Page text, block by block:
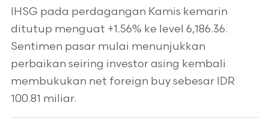
IHSG pada perdagangan Kamis kemarin
ditutup menguat +1.56% ke level 6,186.36.
Sentimen pasar mulai menunjukkan
perbaikan seiring investor asing kembali
membukukan net foreign buy sebesar IDR
100.81 miliar.